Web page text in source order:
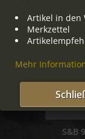
S&B
Artikel in den
Merkzettel
Mehr